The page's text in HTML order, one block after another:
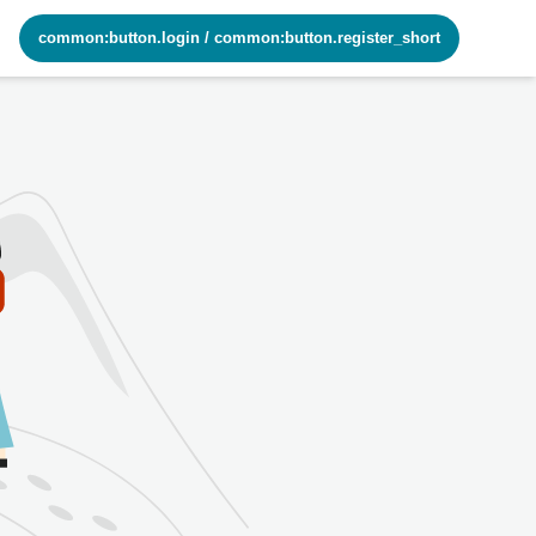
common:button.login / common:button.register_short